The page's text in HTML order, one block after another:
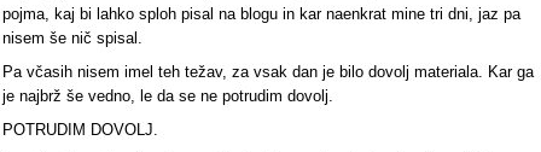
pojma, kaj bi lahko sploh pisal na blogu in kar naenkrat mine tri dni, jaz pa
nisem še nič spisal.
Pa včasih nisem imel teh težav, za vsak dan je bilo dovolj materiala. Kar ga
je najbrž še vedno, le da se ne potrudim dovolj.
POTRUDIM DOVOLJ.